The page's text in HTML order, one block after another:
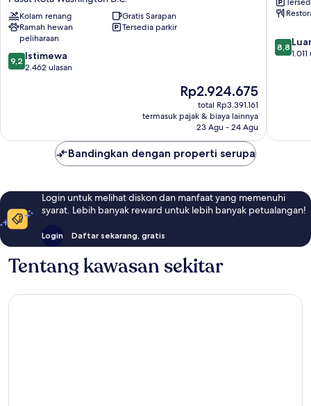
Hilton
Washington
D.C.
Convention
Center
Kolam renang
Gratis Sarapan
Ramah hewan
peliharaan
Tersedia parkir
9.2
dari
9,2 Istimewa
2.462 ulasan
Harga
sekarang
Rp2.924.675
Rp2.924.675
total Rp3.391.161
termasuk pajak & biaya lainnya
23 Agu - 24 Agu
Pusat
D.C.
8.8
dari
8,8
Bandingkan dengan properti serupa
Login untuk melihat diskon dan manfaat yang memenuhi
syarat. Lebih banyak reward untuk lebih banyak petualangan!
Login Daftar sekarang, gratis
Tentang kawasan sekitar